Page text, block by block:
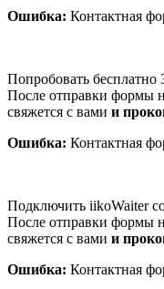
Ошибка: Контактная
Попробовать бесплатно
После отправки формы
свяжется с вами и
Ошибка: Контактная
Подключить iikoWaiter
После отправки формы
свяжется с вами и
Ошибка: Контактная